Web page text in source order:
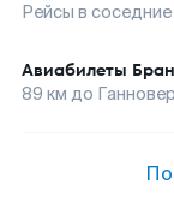
Рейсы в
Авиабилеты
89 км до